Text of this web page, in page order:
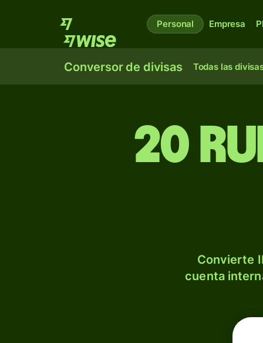
Personal Empresa
Conversor de divisas Todas las
20
Convierte
cuenta